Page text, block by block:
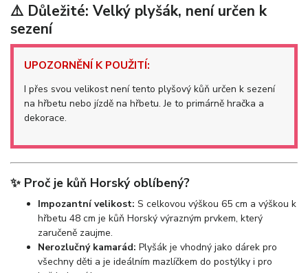
⚠️ Důležité: Velký plyšák, není určen k
sezení
UPOZORNĚNÍ K POUŽITÍ:
I přes svou velikost není tento plyšový kůň určen k sezení
na hřbetu nebo jízdě na hřbetu. Je to primárně hračka a
dekorace.
✨ Proč je kůň Horský oblíbený?
Impozantní velikost: S celkovou výškou 65 cm a výškou k
hřbetu 48 cm je kůň Horský výrazným prvkem, který
zaručeně zaujme.
Nerozlučný kamarád: Plyšák je vhodný jako dárek pro
všechny děti a je ideálním mazlíčkem do postýlky i pro